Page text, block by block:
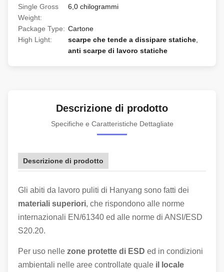
Single Gross
Weight:
6,0 chilogrammi
Package Type: Cartone
High Light:
scarpe che tende a dissipare statiche
anti scarpe di lavoro statiche
Descrizione di prodotto
Specifiche e Caratteristiche Dettagliate
Descrizione di prodotto
Gli abiti da lavoro puliti di Hanyang sono fatti dei
materiali superiori, che rispondono alle norme
internazionali EN/61340 ed alle norme di ANSI/ESD
S20.20.
Per uso nelle zone protette di ESD ed in condizioni
ambientali nelle aree controllate quale il locale